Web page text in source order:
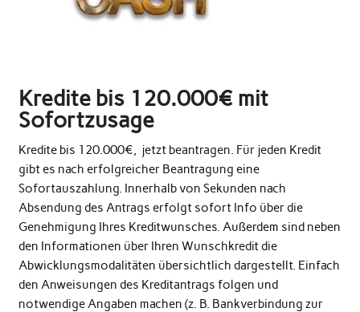
Kredite bis 120.000€ mit
Sofortzusage
Kredite bis 120.000€, jetzt beantragen. Für jeden Kredit
gibt es nach erfolgreicher Beantragung eine
Sofortauszahlung. Innerhalb von Sekunden nach
Absendung des Antrags erfolgt sofort Info über die
Genehmigung Ihres Kreditwunsches. Außerdem sind neben
den Informationen über Ihren Wunschkredit die
Abwicklungsmodalitäten übersichtlich dargestellt. Einfach
den Anweisungen des Kreditantrags folgen und
notwendige Angaben machen (z. B. Bankverbindung zur